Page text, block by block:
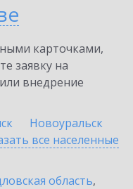
карточками,
заявку на
внедрение
Новоуральск
все населенные
область,